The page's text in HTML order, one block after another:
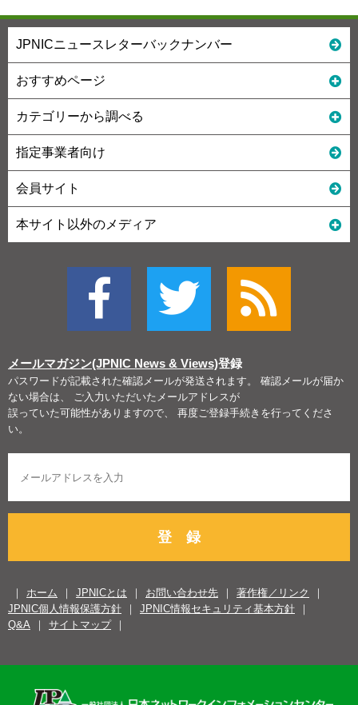
JPNICニュースレターバックナンバー
おすすめページ
カテゴリーから調べる
指定事業者向け
会員サイト
本サイト以外のメディア
メールマガジン(JPNIC News & Views)登録
パスワードが記載された確認メールが発送されます。 確認メールが届か
ない場合は、 ご入力いただいたメールアドレスが
誤っていた可能性がありますので、 再度ご登録手続きを行ってくださ
い。
登 録
ホーム JPNICとは お問い合わせ先
著作権／リンク
JPNIC個人情報保護方針
JPNIC情報セキュリティ基本方針
Q&A
サイトマップ